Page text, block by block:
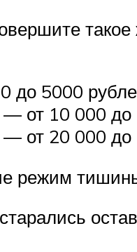
до 5000
от 10 000 до
от 20 000 до
режим